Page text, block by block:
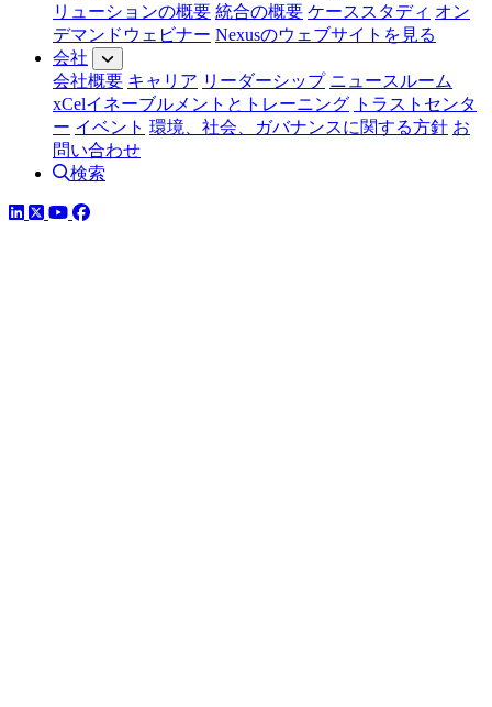
リューションの概要 統合の概要 ケーススタディ オン
デマンドウェビナー Nexusのウェブサイトを見る
会社
会社概要 キャリア リーダーシップ ニュースルーム
xCelイネーブルメントとトレーニング トラストセンタ
ー イベント 環境、社会、ガバナンスに関する方針 お
問い合わせ
検索
LinkedIn
ツイッター
YouTube
Facebook